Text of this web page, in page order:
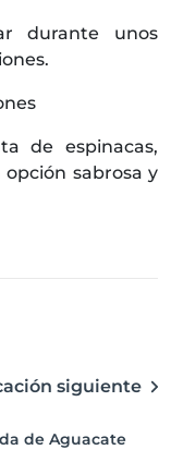
durante unos
de espinacas,
sabrosa y
siguiente
de Aguacate